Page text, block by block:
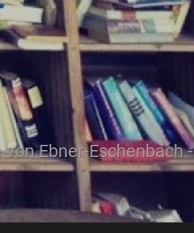
Ebner-Eschenbach -